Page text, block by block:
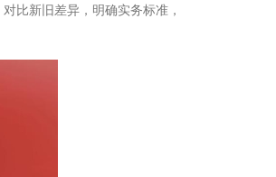
比新旧差异，明确实务标准，